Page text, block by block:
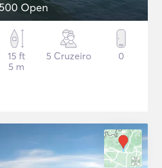
Open
15 ft
5 m
5 Cruzeiro 0